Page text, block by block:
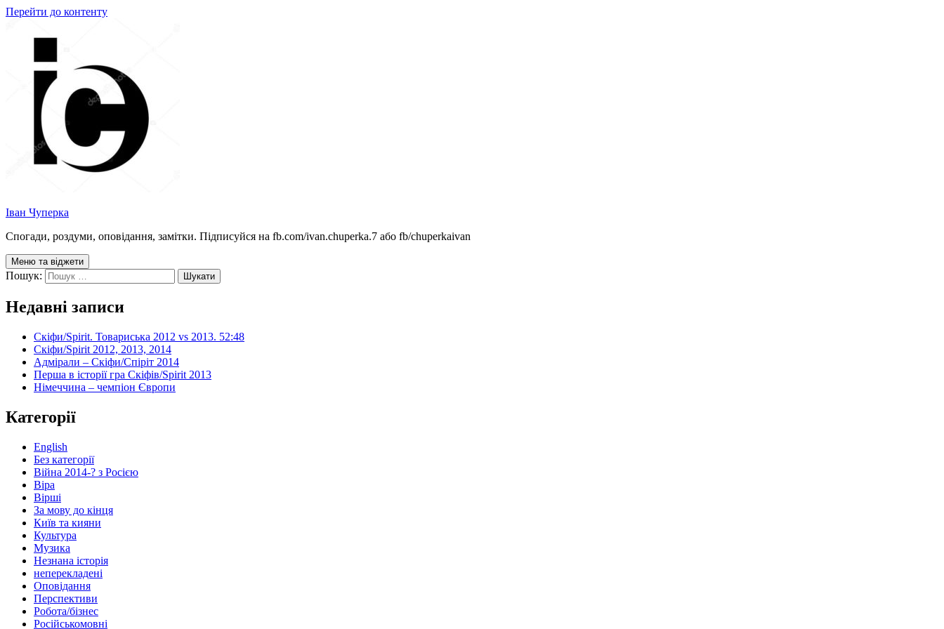
Перейти до контенту
Іван Чуперка
Спогади, роздуми, оповідання, замітки. Підписуйся на fb.com/ivan.chuperka.7 або fb/chuperkaivan
Меню та віджети
Пошук:
Недавні записи
Скіфи/Spirit. Товариська 2012 vs 2013. 52:48
Скіфи/Spirit 2012, 2013, 2014
Адмірали – Скіфи/Спіріт 2014
Перша в історії гра Скіфів/Spirit 2013
Німеччина – чемпіон Європи
Категорії
English
Без категорії
Війна 2014-? з Росією
Віра
Вірші
За мову до кінця
Київ та кияни
Культура
Музика
Незнана історія
неперекладені
Оповідання
Перспективи
Робота/бізнес
Російськомовні